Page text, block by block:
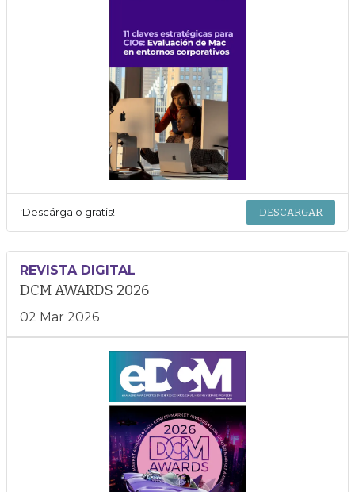
¡Descárgalo gratis! DESCARGAR
REVISTA DIGITAL
DCM AWARDS 2026
02 Mar 2026